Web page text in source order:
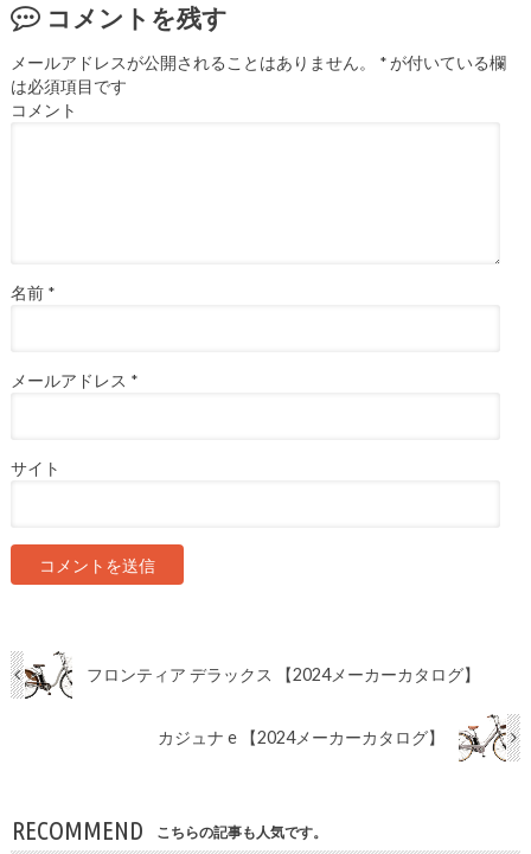
コメントを残す
メールアドレスが公開されることはありません。 *が付いている欄
は必須項目です
コメント
名前 *
メールアドレス *
サイト
フロンティア デラックス 【2024メーカーカタログ】
カジュナ e 【2024メーカーカタログ】
RECOMMEND こちらの記事も人気です。